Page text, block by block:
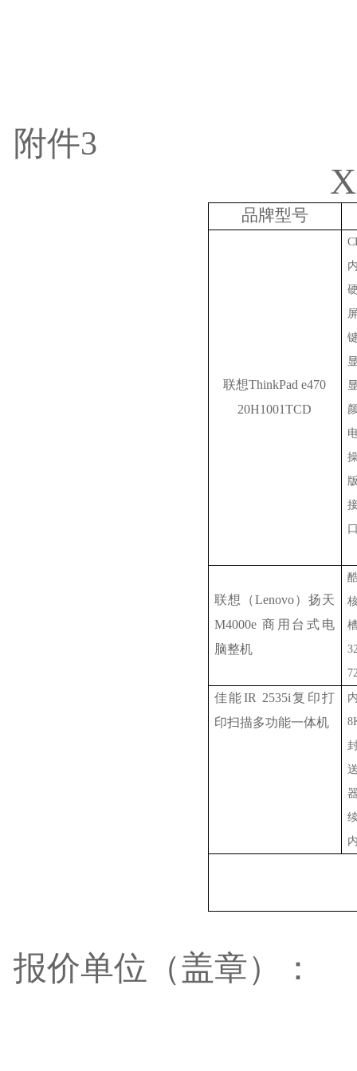
附件3
品牌型号
联想ThinkPad e470
20H1001TCD
联想（Lenovo）扬天
M4000e 商用台式电
脑整机
佳能IR 2535i复印打
印扫描多功能一体机
报价单位（盖章）：